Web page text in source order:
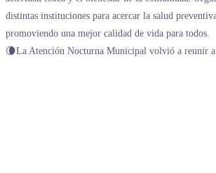
🌘La Atención Nocturna Municipal volvió a reunir a